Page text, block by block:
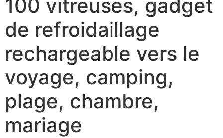
100 vitreuses, gadget
de refroidaillage
rechargeable vers le
voyage, camping,
plage, chambre,
mariage